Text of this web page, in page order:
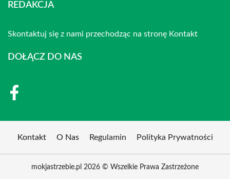
REDAKCJA
Skontaktuj się z nami przechodząc na stronę Kontakt
DOŁĄCZ DO NAS
Kontakt O Nas Regulamin Polityka Prywatności
mokjastrzebie.pl 2026 © Wszelkie Prawa Zastrzeżone